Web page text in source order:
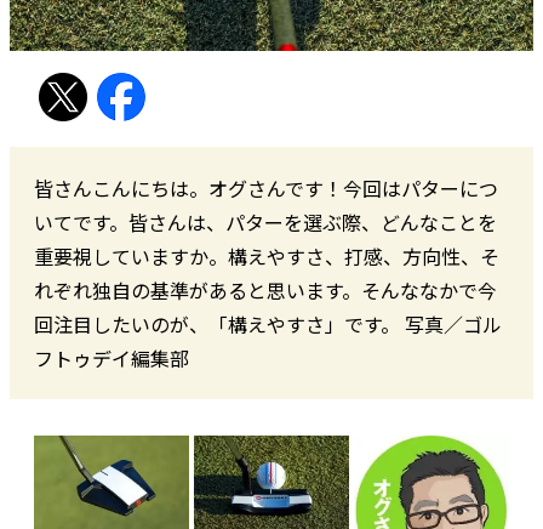
皆さんこんにちは。オグさんです！今回はパターにつ
いてです。皆さんは、パターを選ぶ際、どんなことを
重要視していますか。構えやすさ、打感、方向性、そ
れぞれ独自の基準があると思います。そんななかで今
回注目したいのが、「構えやすさ」です。 写真／ゴル
フトゥデイ編集部